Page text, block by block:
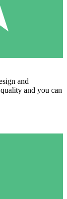
and
and you can